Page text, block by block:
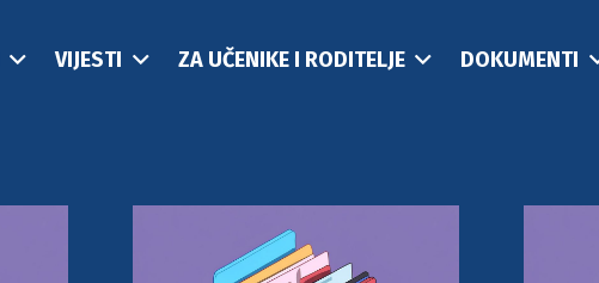
VIJESTI ZA UČENIKE I RODITELJE DOKUMENTI